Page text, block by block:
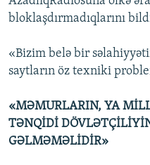
bloklaşdırmadıqlarını
«Bizim belə bir
saytların öz texniki
«MƏMURLARIN, YA
TƏNQİDİ
GƏLMƏMƏLİDİR»